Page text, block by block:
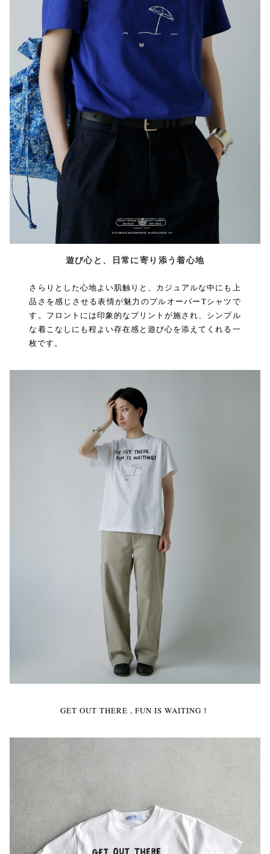
遊び心と、日常に寄り添う着心地
さらりとした心地よい肌触りと、カジュアルな中にも上
品さを感じさせる表情が魅力のプルオーバーTシャツで
す。フロントには印象的なプリントが施され、シンプル
な着こなしにも程よい存在感と遊び心を添えてくれる一
枚です。
GET OUT THERE , FUN IS WAITING！